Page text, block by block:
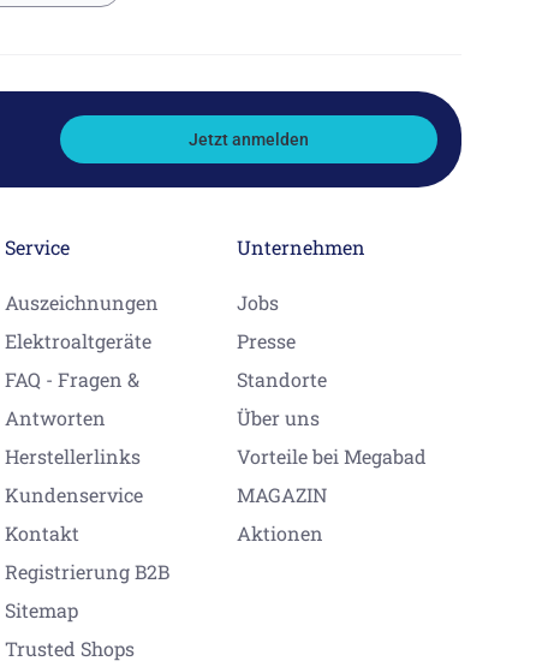
Jetzt anmelden
Service
Auszeichnungen
Elektroaltgeräte
FAQ - Fragen &
Antworten
Herstellerlinks
Kundenservice
Kontakt
Registrierung B2B
Sitemap
Trusted Shops
Unternehmen
Jobs
Presse
Standorte
Über uns
Vorteile bei Megabad
MAGAZIN
Aktionen